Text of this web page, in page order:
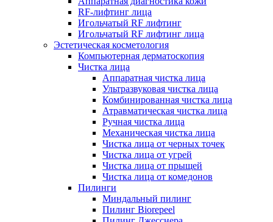
RF-лифтинг лица
Игольчатый RF лифтинг
Игольчатый RF лифтинг лица
Эстетическая косметология
Компьютерная дерматоскопия
Чистка лица
Аппаратная чистка лица
Ультразвуковая чистка лица
Комбинированная чистка лица
Атравматическая чистка лица
Ручная чистка лица
Механическая чистка лица
Чистка лица от черных точек
Чистка лица от угрей
Чистка лица от прыщей
Чистка лица от комедонов
Пилинги
Миндальный пилинг
Пилинг Biorepeel